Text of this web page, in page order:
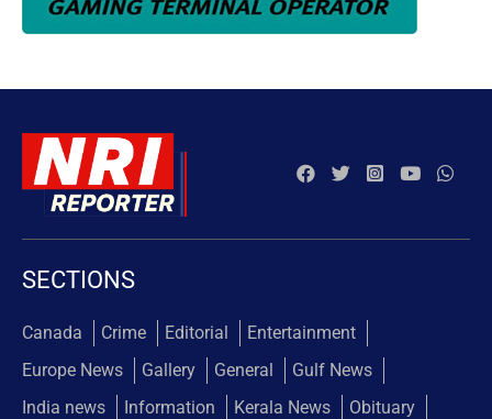
SECTIONS
Canada Crime Editorial
Entertainment
Europe News
Gallery General
Gulf News
India news
Information Kerala News
Obituary